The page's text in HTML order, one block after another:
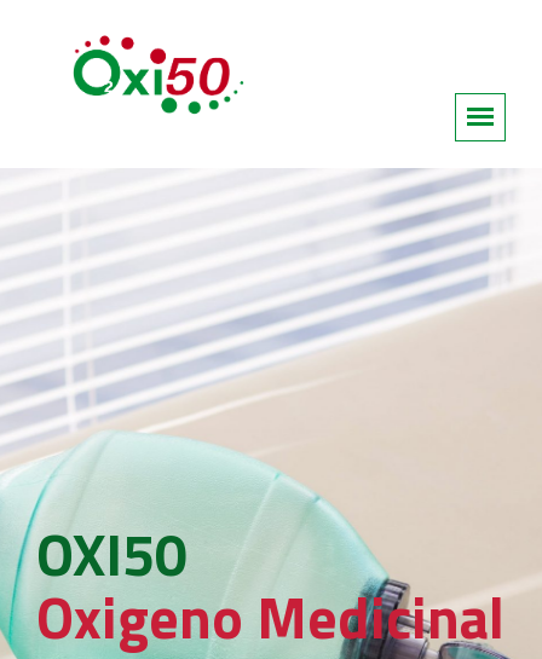
OXI50
Oxigeno Medicinal